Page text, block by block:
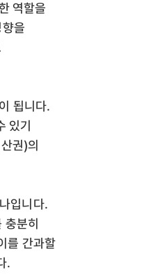
역할을
을
됩니다.
있기
권)의
입니다.
분히
를 간과할
.